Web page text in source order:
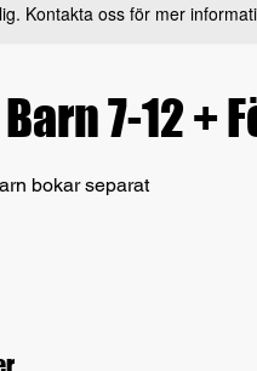
Kontakta oss för mer
7-12 +
bokar separat